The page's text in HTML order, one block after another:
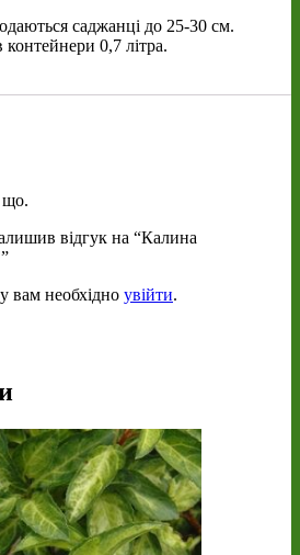
саджанці до 25-30 см.
0,7 літра.
що.
відгук на “Калина
вам необхідно увійти.